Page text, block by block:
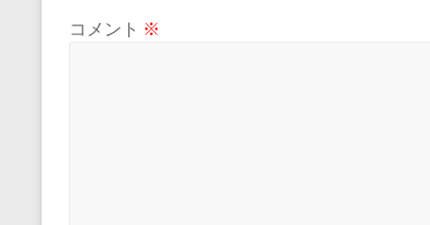
コメント ※